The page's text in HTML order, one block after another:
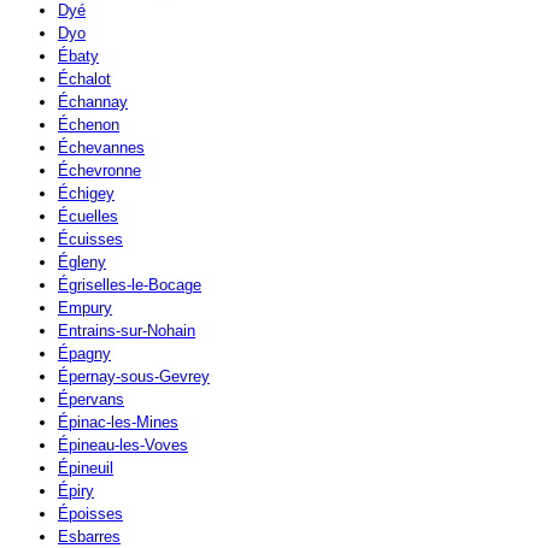
Dyé
Dyo
Ébaty
Échalot
Échannay
Échenon
Échevannes
Échevronne
Échigey
Écuelles
Écuisses
Égleny
Égriselles-le-Bocage
Empury
Entrains-sur-Nohain
Épagny
Épernay-sous-Gevrey
Épervans
Épinac-les-Mines
Épineau-les-Voves
Épineuil
Épiry
Époisses
Esbarres